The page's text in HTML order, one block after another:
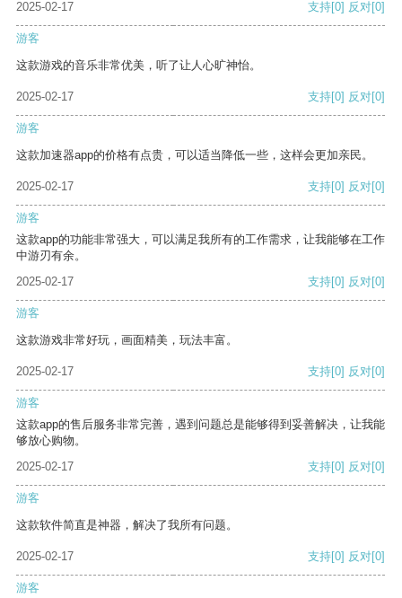
2025-02-17 支持[0] 反对[0]
游客
这款游戏的音乐非常优美，听了让人心旷神怡。
2025-02-17 支持[0] 反对[0]
游客
这款加速器app的价格有点贵，可以适当降低一些，这样会更加亲民。
2025-02-17 支持[0] 反对[0]
游客
这款app的功能非常强大，可以满足我所有的工作需求，让我能够在工作
中游刃有余。
2025-02-17
支持[0] 反对[0]
游客
这款游戏非常好玩，画面精美，玩法丰富。
2025-02-17 支持[0] 反对[0]
游客
这款app的售后服务非常完善，遇到问题总是能够得到妥善解决，让我能
够放心购物。
2025-02-17
支持[0] 反对[0]
游客
这款软件简直是神器，解决了我所有问题。
2025-02-17 支持[0] 反对[0]
游客